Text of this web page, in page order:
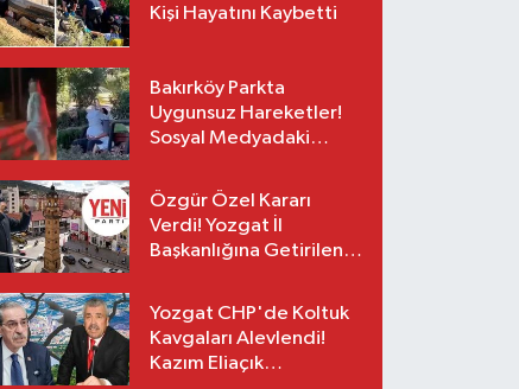
Kişi Hayatını Kaybetti
Bakırköy Parkta
Uygunsuz Hareketler!
Sosyal Medyadaki
Gözaltı
Özgür Özel Kararı
Verdi! Yozgat İl
Başkanlığına Getirilen
Yozgat CHP'de Koltuk
Kavgaları Alevlendi!
Kazım Eliaçık